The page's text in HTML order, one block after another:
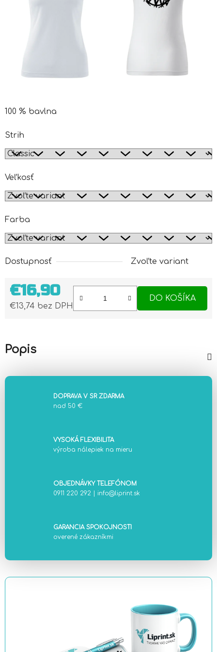
100 % bavlna
Strih
Veľkosť
Farba
Dostupnosť Zvoľte variant
€16,90
€13,74 bez DPH
DO KOŠÍKA
Popis
DOPRAVA V SR ZDARMA
nad 50 €
VYSOKÁ FLEXIBILITA
výroba nálepiek na mieru
OBJEDNÁVKY TELEFÓNOM
0911 220 292
info@liprint.sk
GARANCIA SPOKOJNOSTI
overené zákazníkmi